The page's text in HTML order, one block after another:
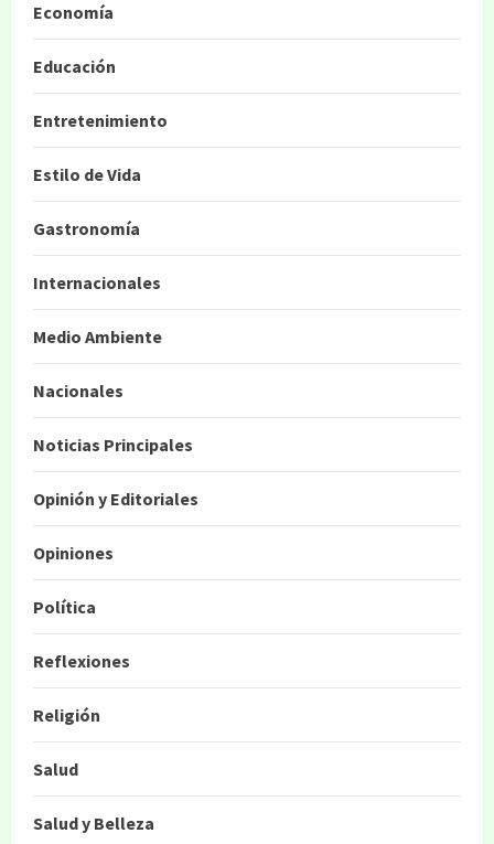
Economía
Educación
Entretenimiento
Estilo de Vida
Gastronomía
Internacionales
Medio Ambiente
Nacionales
Noticias Principales
Opinión y Editoriales
Opiniones
Política
Reflexiones
Religión
Salud
Salud y Belleza